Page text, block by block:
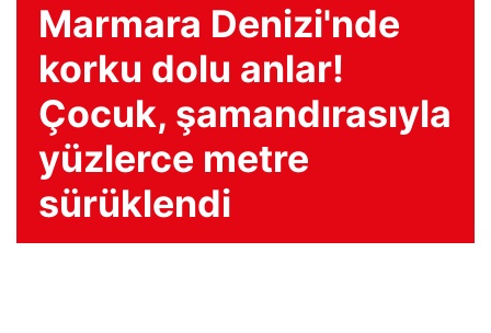
Marmara Denizi'nde
korku dolu anlar!
Çocuk, şamandırasıyla
yüzlerce metre
sürüklendi